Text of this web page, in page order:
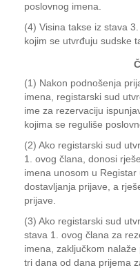
poslovnog imena.
(4) Visina takse iz stava
kojim se utvrđuju sudske
(1) Nakon podnošenja
imena, registarski sud
ime za rezervaciju
kojima se reguliše
(2) Ako registarski sud
1. ovog člana, donosi
imena unosom u
dostavljanja prijave, a
prijave.
(3) Ako registarski sud
stava 1. ovog člana za
imena, zaključkom
tri dana od dana prijema